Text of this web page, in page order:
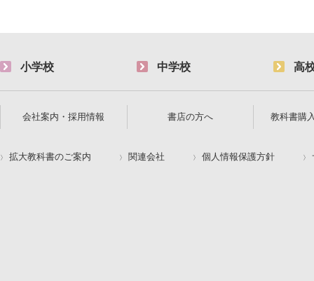
小学校 中学校 高
会社案内・採用情報 書店の方へ 教科書購
拡大教科書のご案内 関連会社 個人情報保護方針